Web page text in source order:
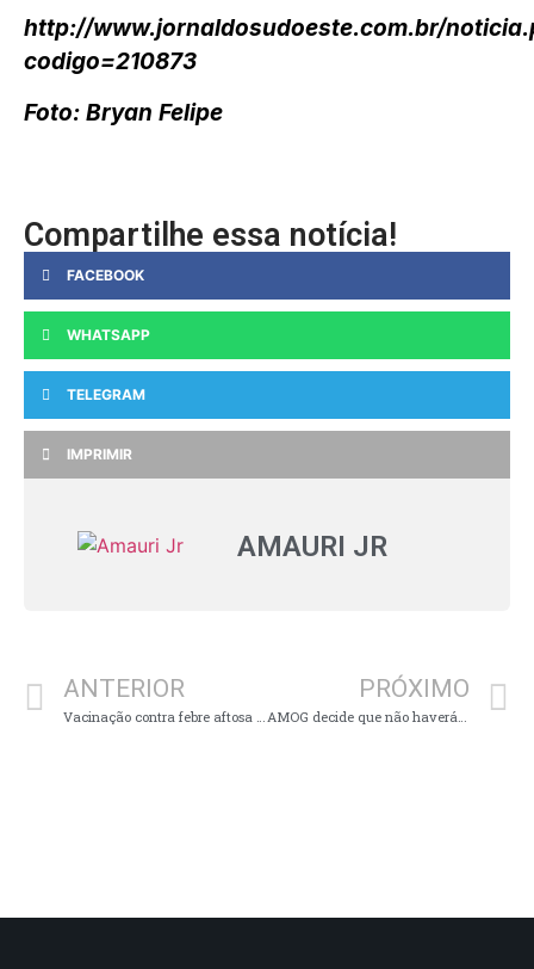
http://www.jornaldosudoeste.com.br/
codigo=210873
Foto: Bryan Felipe
Compartilhe essa notícia!
FACEBOOK
WHATSAPP
TELEGRAM
IMPRIMIR
AMAURI JR
ANTERIOR
Vacinação contra febre aftosa em Minas é prorrogada até 20/12
PRÓXIMO
AMOG decide que não haverá Carnaval em 2022